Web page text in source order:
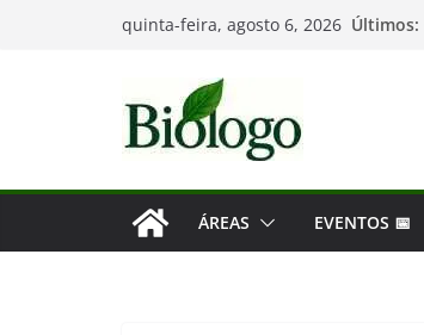
quinta-feira, agosto 6, 2026 Últimos:
ÁREAS EVENTOS 📅